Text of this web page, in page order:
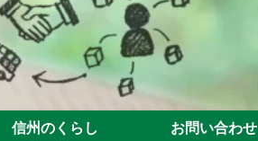
信州のくらし
お問い合わせ